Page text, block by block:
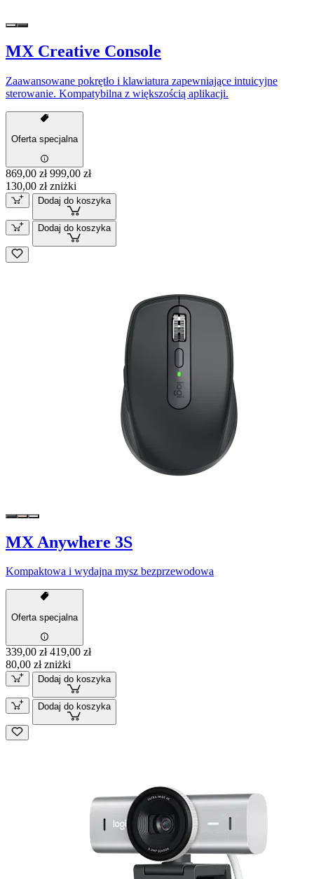
MX Creative Console
Zaawansowane pokrętło i klawiatura zapewniające intuicyjne
sterowanie. Kompatybilna z większością aplikacji.
Oferta specjalna
869,00 zł 999,00 zł
130,00 zł zniżki
Dodaj do koszyka
Dodaj do koszyka
MX Anywhere 3S
Kompaktowa i wydajna mysz bezprzewodowa
Oferta specjalna
339,00 zł 419,00 zł
80,00 zł zniżki
Dodaj do koszyka
Dodaj do koszyka